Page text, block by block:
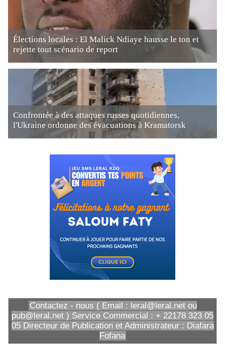
Élections locales : El Malick Ndiaye hausse le ton et
rejette tout scénario de report
Confrontée à des attaques russes quotidiennes,
l'Ukraine ordonne des évacuations à Kramatorsk
Contactez - nous ( Email : leral@leral.net ou
pub@leral.net ) Service Commercial : + 22178 323 05
05 Directeur de Publication et Administrateur : Diafara
Fofana